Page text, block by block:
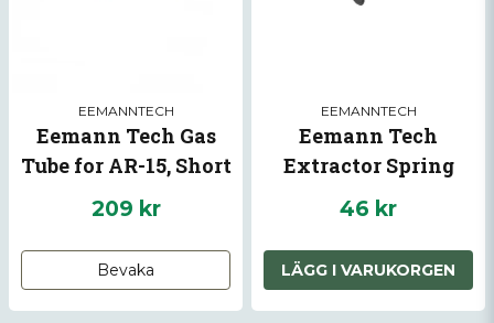
EEMANNTECH
Eemann Tech Gas
Tube for AR-15, Short
209 kr
Bevaka
EEMANNTECH
Eemann Tech
Extractor Spring
Insert for AR-15
46 kr
LÄGG I VARUKORGEN